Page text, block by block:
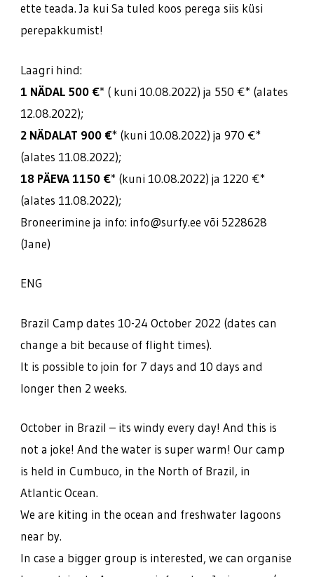
ette teada. Ja kui Sa tuled koos perega siis küsi
perepakkumist!
Laagri hind:
1 NÄDAL 500 €* ( kuni 10.08.2022) ja 550 €* (alates
12.08.2022);
2 NÄDALAT 900 €* (kuni 10.08.2022) ja 970 €*
(alates 11.08.2022);
18 PÄEVA 1150 €* (kuni 10.08.2022) ja 1220 €*
(alates 11.08.2022);
Broneerimine ja info: info@surfy.ee või 5228628
(Jane)
ENG
Brazil Camp dates 10-24 October 2022 (dates can
change a bit because of flight times).
It is possible to join for 7 days and 10 days and
longer then 2 weeks.
October in Brazil – its windy every day! And this is
not a joke! And the water is super warm! Our camp
is held in Cumbuco, in the North of Brazil, in
Atlantic Ocean.
We are kiting in the ocean and freshwater lagoons
near by.
In case a bigger group is interested, we can organise